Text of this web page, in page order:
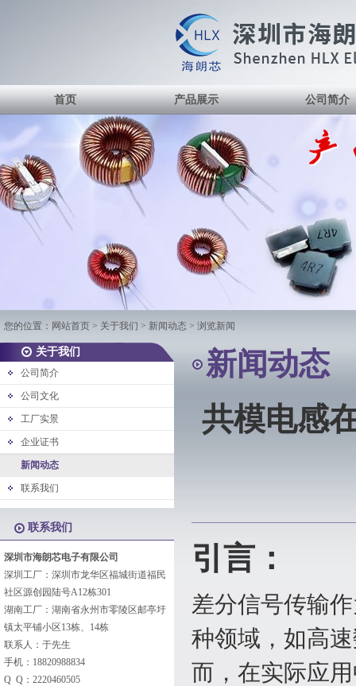
首页 产品展示 公司简介
您的位置： 网站首页 > 关于我们 > 新闻动态 > 浏览新闻
关于我们
公司简介
公司文化
工厂实景
企业证书
新闻动态
联系我们
联系我们
深圳市海朗芯电子有限公司
深圳工厂：深圳市龙华区福城街道福民
社区源创园陆号A12栋301
湖南工厂：湖南省永州市零陵区邮亭圩
镇太平铺小区13栋、14栋
联系人：于先生
手机：18820988834
Q Q：2220460505
新闻动态
共模电感
引言：
差分信号传输
种领域，如高
而，在实际应